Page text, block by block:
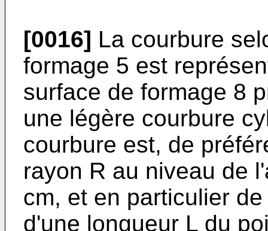
[0016] La courbure
formage 5 est
surface de formage 8
une légère courbure
courbure est, de
rayon R au niveau de
cm, et en particulier
d'une longueur L du